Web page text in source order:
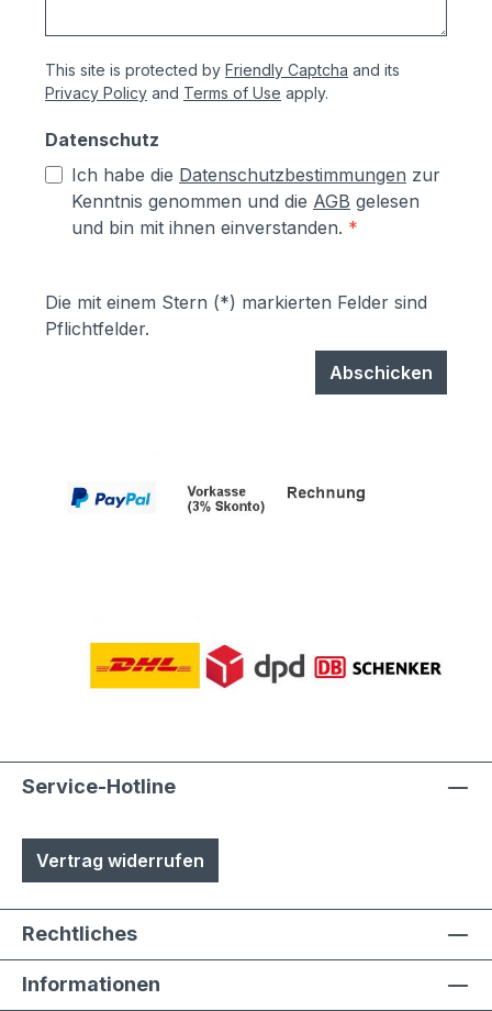
This site is protected by Friendly Captcha and its
Privacy Policy and Terms of Use apply.
Datenschutz
Ich habe die Datenschutzbestimmungen zur
Kenntnis genommen und die AGB gelesen
und bin mit ihnen einverstanden. *
Die mit einem Stern (*) markierten Felder sind
Pflichtfelder.
Abschicken
Service-Hotline
Vertrag widerrufen
Rechtliches
Informationen